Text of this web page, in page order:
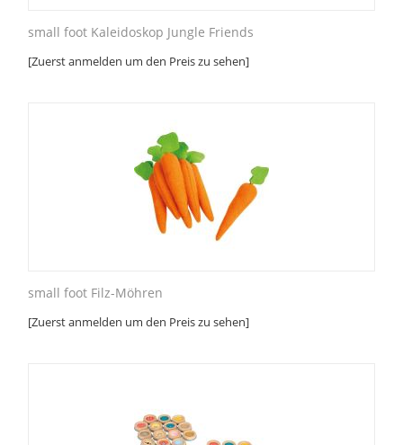
small foot Kaleidoskop Jungle Friends
[Zuerst anmelden um den Preis zu sehen]
small foot Filz-Möhren
[Zuerst anmelden um den Preis zu sehen]